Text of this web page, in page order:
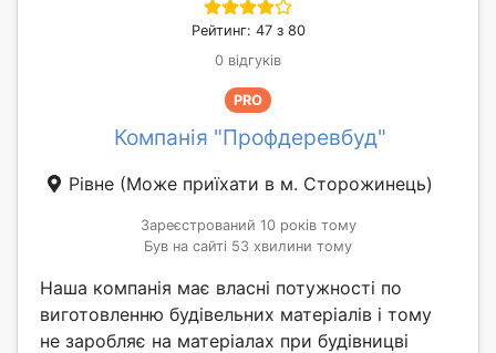
Рейтинг: 47 з 80
0 відгуків
PRO
Компанія "Профдеревбуд"
Рівне (Може приїхати в м. Сторожинець)
Зареєстрований 10 років тому
Був на сайті 53 хвилини тому
Наша компанія має власні потужності по
виготовленню будівельних матеріалів і тому
не заробляє на матеріалах при будівницві